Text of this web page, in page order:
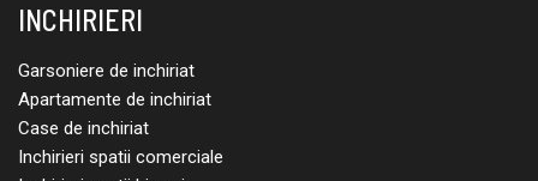
INCHIRIERI
Garsoniere de inchiriat
Apartamente de inchiriat
Case de inchiriat
Inchirieri spatii comerciale